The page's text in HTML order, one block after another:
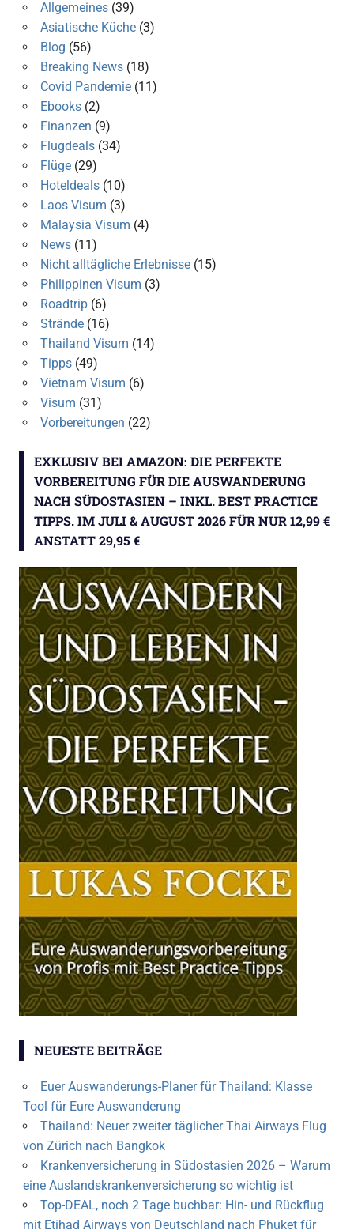
Allgemeines(39)
Asiatische Küche(3)
Blog (56)
Breaking News(18)
Covid Pandemie(11)
Ebooks(2)
Finanzen (9)
Flugdeals(34)
Flüge(29)
Hoteldeals(10)
Laos Visum (3)
Malaysia Visum (4)
News(11)
Nicht alltägliche Erlebnisse(15)
Philippinen Visum (3)
Roadtrip(6)
Strände(16)
Thailand Visum (14)
Tipps(49)
Vietnam Visum (6)
Visum (31)
Vorbereitungen (22)
EXKLUSIV BEI AMAZON: DIE PERFEKTE
VORBEREITUNG FÜR DIE AUSWANDERUNG
NACH SÜDOSTASIEN – INKL. BEST PRACTICE
TIPPS. IM JULI & AUGUST 2026 FÜR NUR 12,99 €
ANSTATT 29,95 €
NEUESTE BEITRÄGE
Euer Auswanderungs-Planer für Thailand: Klasse
Tool für Eure Auswanderung
Thailand: Neuer zweiter täglicher Thai Airways Flug
von Zürich nach Bangkok
Krankenversicherung in Südostasien 2026 – Warum
eine Auslandskrankenversicherung so wichtig ist
Top-DEAL, noch 2 Tage buchbar: Hin- und Rückflug
mit Etihad Airways von Deutschland nach Phuket für